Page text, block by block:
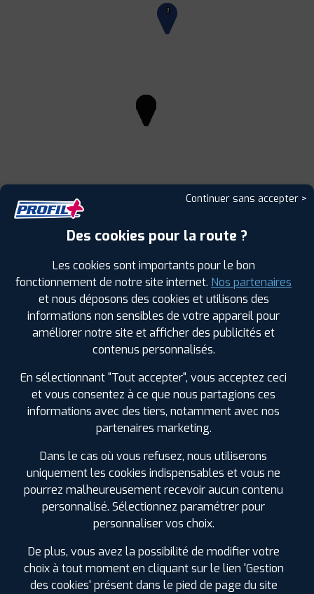
1
Leaflet | ©Mapbox © OpenStreetMap
1
PROFIL PLUS LA ROCHELLE PERIGNY
24 RUE ARISTIDE BERGES 17180 PERIGNY
0546500499
HORAIRES | +D'INFOS
LES GARAGES PROFIL PLUS
DANS LES VILLES À PROXIMITÉ
Châtelaillon-Plage (17)
Dompierre-sur-Mer (17)
Fontenay-le-Comte (85)
Continuer sans accepter >
Des cookies pour la route ?
Les cookies sont importants pour le bon
fonctionnement de notre site internet. Nos partenaires
et nous déposons des cookies et utilisons des
informations non sensibles de votre appareil pour
améliorer notre site et afficher des publicités et
contenus personnalisés.
En sélectionnant "Tout accepter", vous acceptez ceci
et vous consentez à ce que nous partagions ces
informations avec des tiers, notamment avec nos
partenaires marketing.
Dans le cas où vous refusez, nous utiliserons
uniquement les cookies indispensables et vous ne
pourrez malheureusement recevoir aucun contenu
personnalisé. Sélectionnez paramétrer pour
personnaliser vos choix.
De plus, vous avez la possibilité de modifier votre
choix à tout moment en cliquant sur le lien 'Gestion
des cookies' présent dans le pied de page du site